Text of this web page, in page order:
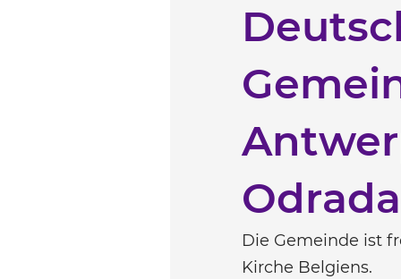
Die Gemeinde ist
Kirche Belgiens.